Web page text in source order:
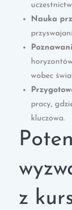
Nauka
wobec
pracy,
kluczowa.
z